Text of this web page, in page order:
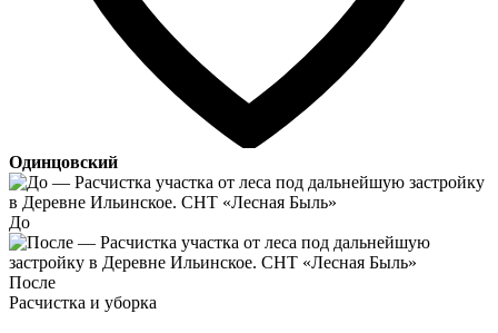
Одинцовский
До
После
Расчистка и уборка